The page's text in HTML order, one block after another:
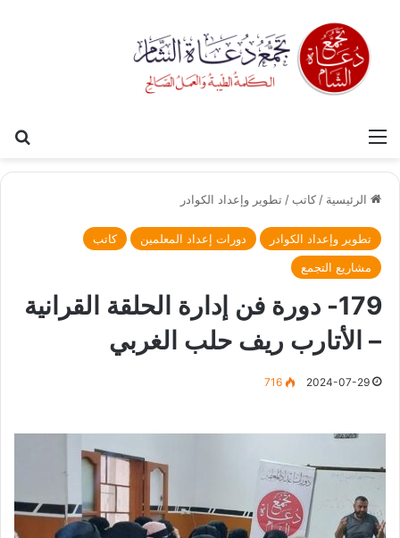
القائمة
الرئيسية /كاتب /تطوير وإعداد الكوادر
تطوير وإعداد الكوادر دورات إعداد المعلمين
كاتب
مشاريع التجمع
179- دورة فن إدارة الحلقة القرانية
– الأتارب ريف حلب الغربي
2024-07-29
716